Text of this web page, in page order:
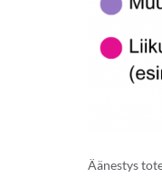
Äänestys